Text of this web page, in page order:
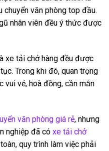
văn phòng top đầu.
nhân viên đều ý thức được
xe tải chở hàng đều được
Trong khi đó, quan trọng
vui vẻ, hoà đồng, cần mẫn
văn phòng giá rẻ, nhưng
nghiệp đã có xe tải chở
quy trình làm việc phải